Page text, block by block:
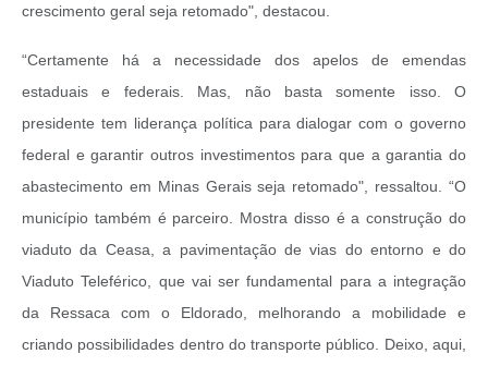
crescimento geral seja retomado", destacou.
“Certamente há a necessidade dos apelos de emendas
estaduais e federais. Mas, não basta somente isso. O
presidente tem liderança política para dialogar com o governo
federal e garantir outros investimentos para que a garantia do
abastecimento em Minas Gerais seja retomado", ressaltou. “O
município também é parceiro. Mostra disso é a construção do
viaduto da Ceasa, a pavimentação de vias do entorno e do
Viaduto Teleférico, que vai ser fundamental para a integração
da Ressaca com o Eldorado, melhorando a mobilidade e
criando possibilidades dentro do transporte público. Deixo, aqui,